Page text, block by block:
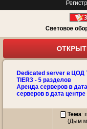
Световое
Dedicated server в ЦОД
TIER3 - 5 разделов
Аренда серверов в
серверов в дата
Тема:
(Дым